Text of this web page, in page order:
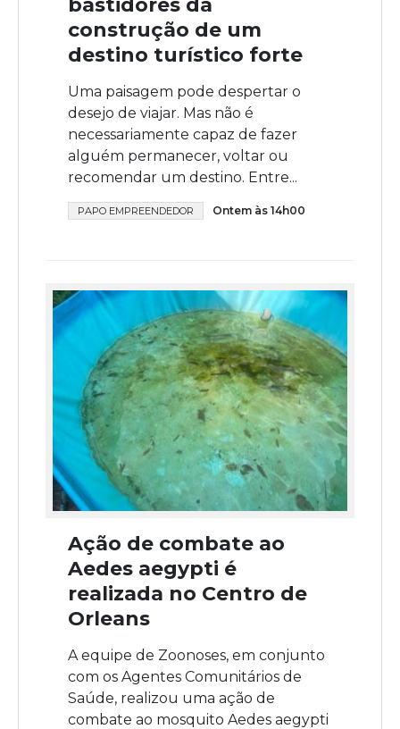
construção de um
destino turístico forte
Uma paisagem pode despertar o
desejo de viajar. Mas não é
necessariamente capaz de fazer
alguém permanecer, voltar ou
recomendar um destino. Entre...
PAPO EMPREENDEDOR Ontem às 14h00
Ação de combate ao
Aedes aegypti é
realizada no Centro de
Orleans
A equipe de Zoonoses, em conjunto
com os Agentes Comunitários de
Saúde, realizou uma ação de
combate ao mosquito Aedes aegypti